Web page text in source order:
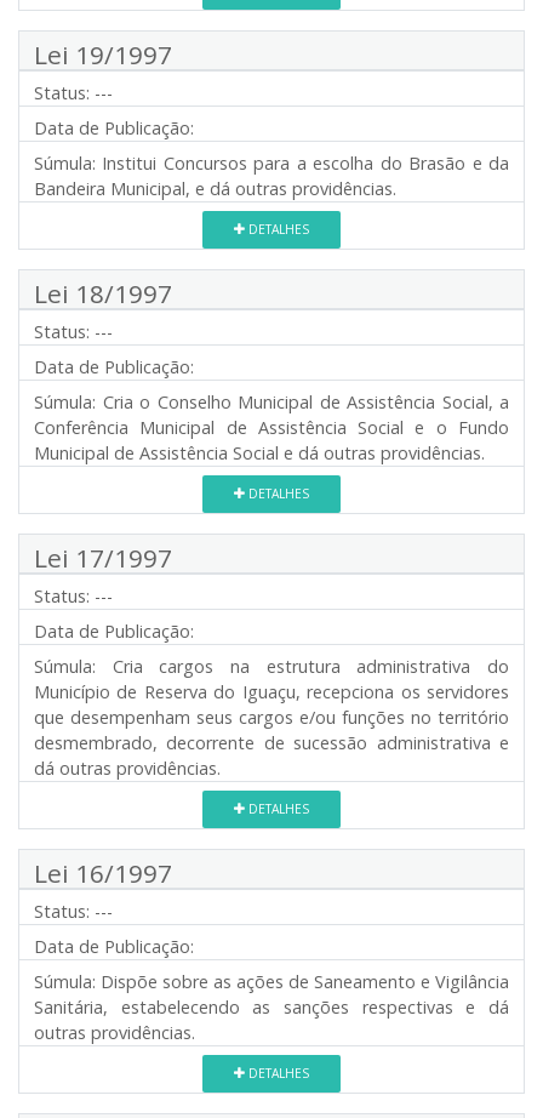
Lei 19/1997
Status: ---
Data de Publicação:
Súmula: Institui Concursos para a escolha do Brasão e da
Bandeira Municipal, e dá outras providências.
DETALHES
Lei 18/1997
Status: ---
Data de Publicação:
Súmula: Cria o Conselho Municipal de Assistência Social, a
Conferência Municipal de Assistência Social e o Fundo
Municipal de Assistência Social e dá outras providências.
DETALHES
Lei 17/1997
Status: ---
Data de Publicação:
Súmula: Cria cargos na estrutura administrativa do
Município de Reserva do Iguaçu, recepciona os servidores
que desempenham seus cargos e/ou funções no território
desmembrado, decorrente de sucessão administrativa e
dá outras providências.
DETALHES
Lei 16/1997
Status: ---
Data de Publicação:
Súmula: Dispõe sobre as ações de Saneamento e Vigilância
Sanitária, estabelecendo as sanções respectivas e dá
outras providências.
DETALHES